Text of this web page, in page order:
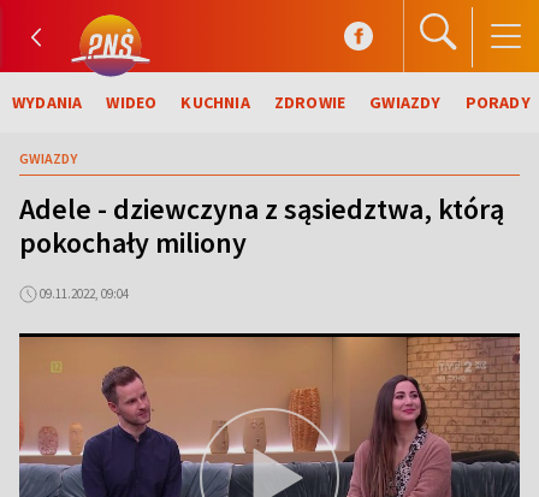
WYDANIA WIDEO KUCHNIA ZDROWIE GWIAZDY PORADY
GWIAZDY
Adele - dziewczyna z sąsiedztwa, którą
pokochały miliony
09.11.2022, 09:04